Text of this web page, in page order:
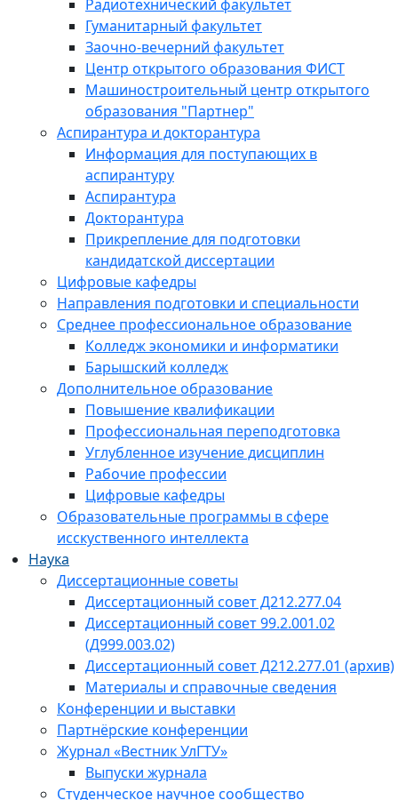
Радиотехнический факультет
Гуманитарный факультет
Заочно-вечерний факультет
Центр открытого образования ФИСТ
Машиностроительный центр открытого
образования "Партнер"
Аспирантура и докторантура
Информация для поступающих в
аспирантуру
Аспирантура
Докторантура
Прикрепление для подготовки
кандидатской диссертации
Цифровые кафедры
Направления подготовки и специальности
Среднее профессиональное образование
Колледж экономики и информатики
Барышский колледж
Дополнительное образование
Повышение квалификации
Профессиональная переподготовка
Углубленное изучение дисциплин
Рабочие профессии
Цифровые кафедры
Образовательные программы в сфере
исскуственного интеллекта
Наука
Диссертационные советы
Диссертационный совет Д212.277.04
Диссертационный совет 99.2.001.02
(Д999.003.02)
Диссертационный совет Д212.277.01 (архив)
Материалы и справочные сведения
Конференции и выставки
Партнёрские конференции
Журнал «Вестник УлГТУ»
Выпуски журнала
Студенческое научное сообщество